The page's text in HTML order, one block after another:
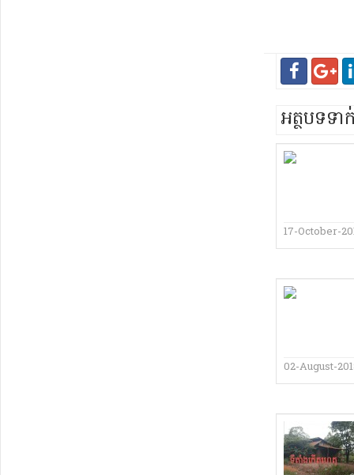
អត្ថបទទ
17-October-
02-August-